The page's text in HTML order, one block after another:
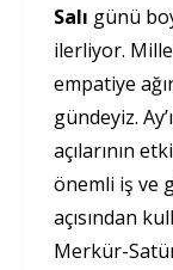
Salı günü
ilerliyor.
empatiye
gündeyiz.
açılarının
önemli iş ve
açısından
Merkür-